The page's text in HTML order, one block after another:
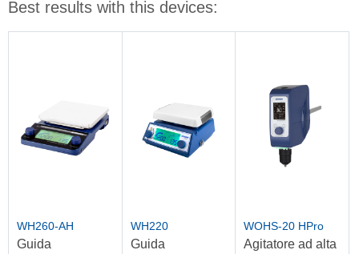
Best results with this devices:
WH260-AH
Guida
WH220
Guida
WOHS-20 HPro
Agitatore ad alta